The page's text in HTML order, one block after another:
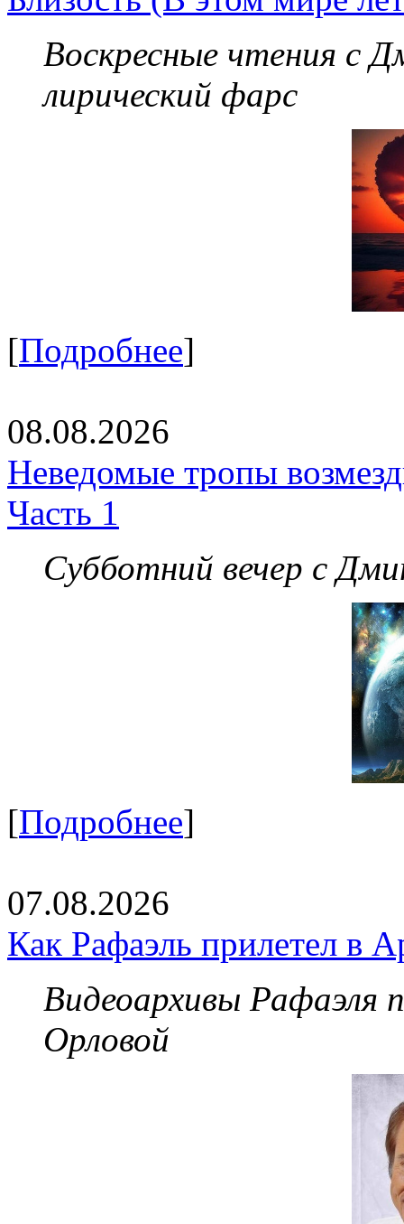
Воскресные чтения с
лирический фарс
[Подробнее]
08.08.2026
Неведомые тропы
Часть 1
Субботний вечер с
[Подробнее]
07.08.2026
Как Рафаэль прилетел в
Видеоархивы Рафаэля
Орловой